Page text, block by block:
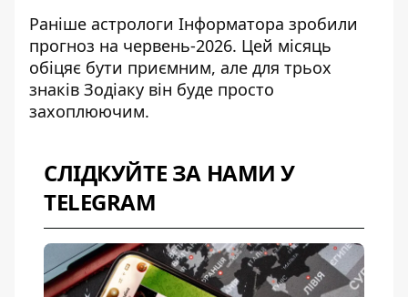
Раніше астрологи Інформатора зробили
прогноз на червень-2026. Цей місяць
обіцяє бути приємним, але для трьох
знаків Зодіаку він буде просто
захоплюючим.
СЛІДКУЙТЕ ЗА НАМИ У
TELEGRAM